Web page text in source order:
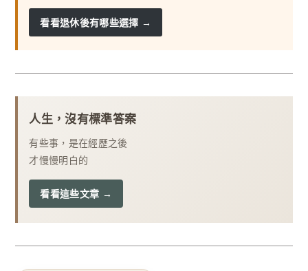
看看退休後有哪些選擇 →
人生，沒有標準答案
有些事，是在經歷之後
才慢慢明白的
看看這些文章 →